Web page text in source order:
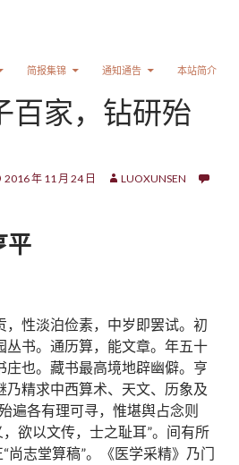
简报集锦 通知通告 本站简介
百家，钻研殆
2016 年 11 月 24 日
LUOXUNSEN
平
性淡泊俭素，中岁即罢试。初
书。通历算，能文章。年五十
也。藏书最高境地辟幽僻。亨
精求中西算术、天文、历象及
遍各有理可寻，惟堪舆占念则
欲以文传，士之耻耳”。间有所
尚志堂算稿”。《医学采精》乃门